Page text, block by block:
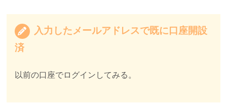
入力したメールアドレスで既に口座開設
済
以前の口座でログインしてみる。